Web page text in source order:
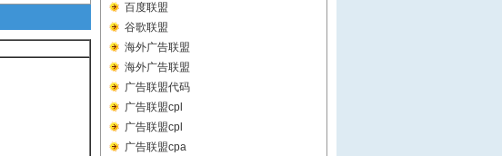
百度联盟
谷歌联盟
海外广告联盟
海外广告联盟
广告联盟代码
广告联盟cpl
广告联盟cpl
广告联盟cpa